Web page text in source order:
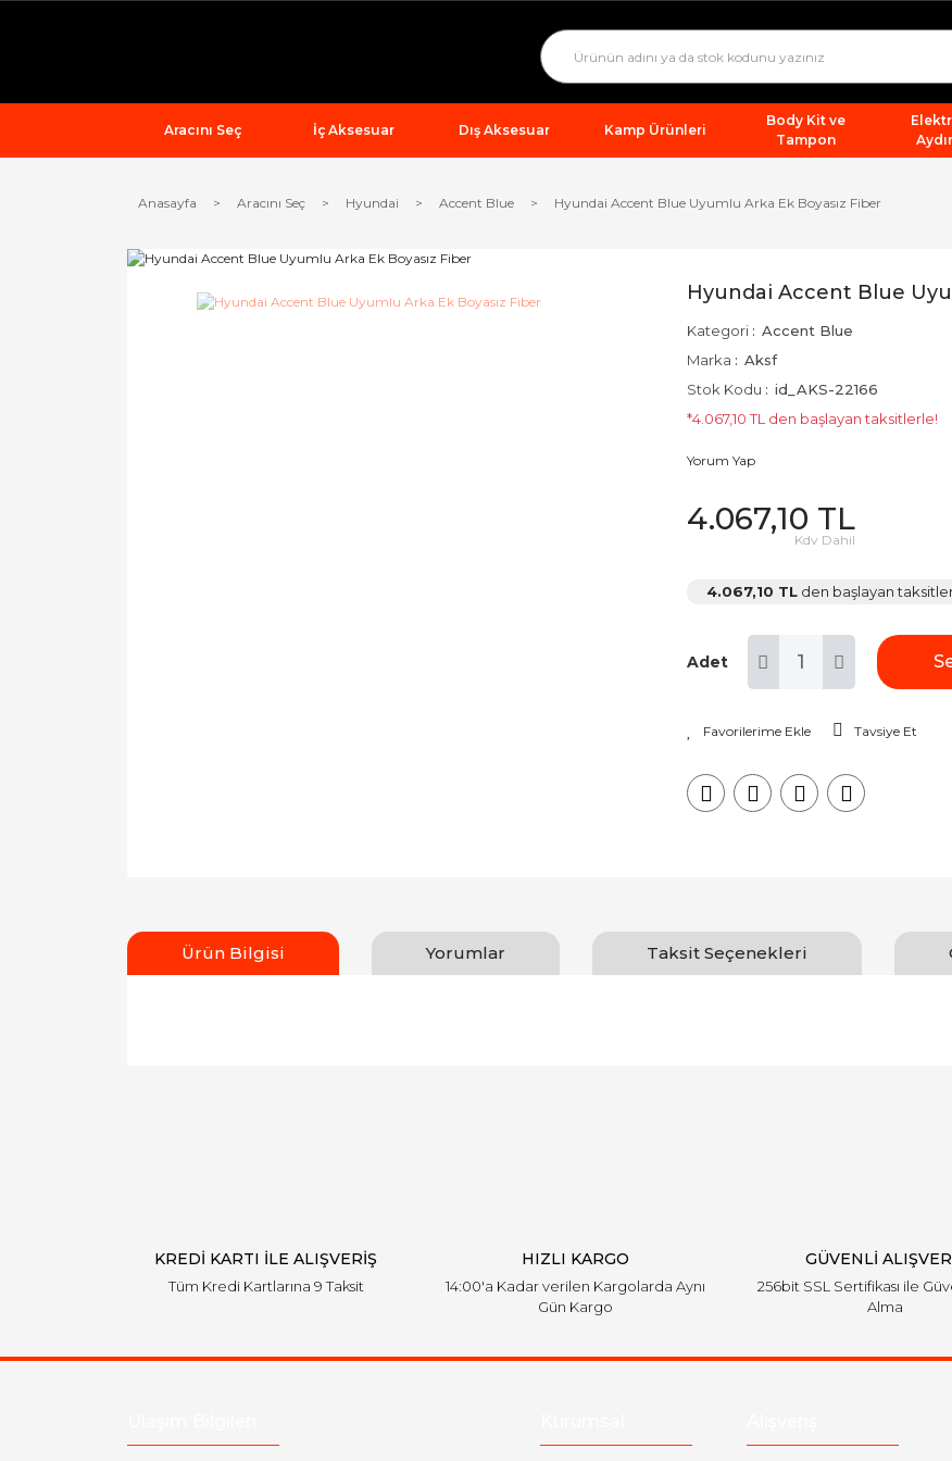
Aracını Seç İç Aksesuar Dış Aksesuar Kamp Ürünleri
Body Kit ve
Tampon
Anasayfa Aracını Seç Hyundai Accent Blue Hyundai Accent Blue Uyumlu Arka Ek Boyasız Fiber
Hyundai Accent Blue
Kategori
Accent Blue
Marka
Aksf
Stok Kodu
id_AKS-22166
*4.067,10 TL den başlayan taksitlerle!
Yorum Yap
4.067,10 TL
Kdv Dahil
4.067,10 TL den başlayan
Adet
Tavsiye Et
Ürün Bilgisi Yorumlar Taksit Seçenekleri
KREDİ KARTI İLE ALIŞVERİŞ
Tüm Kredi Kartlarına 9 Taksit
HIZLI KARGO
14:00'a Kadar verilen Kargolarda Aynı
Gün Kargo
GÜVENLİ
256bit SSL Sertifikası ile
Alma